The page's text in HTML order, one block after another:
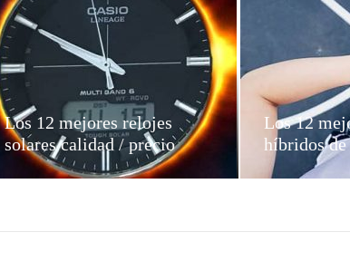
Los 12 mejores relojes
solares calidad / precio
Los 12
híbridos de